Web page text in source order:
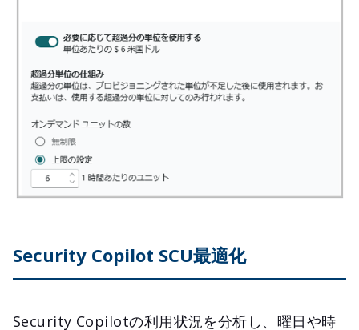
Security Copilot SCU最適化
Security Copilotの利用状況を分析し、曜日や時